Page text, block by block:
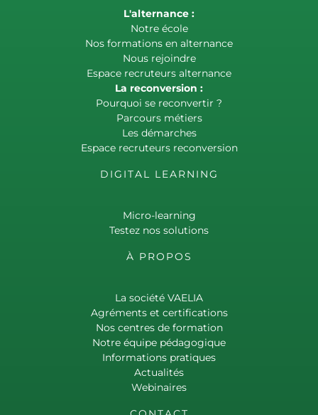
L'alternance :
Notre école
Nos formations en alternance
Nous rejoindre
Espace recruteurs alternance
La reconversion :
Pourquoi se reconvertir ?
Parcours métiers
Les démarches
Espace recruteurs reconversion
DIGITAL LEARNING
Micro-learning
Testez nos solutions
À PROPOS
La société VAELIA
Agréments et certifications
Nos centres de formation
Notre équipe pédagogique
Informations pratiques
Actualités
Webinaires